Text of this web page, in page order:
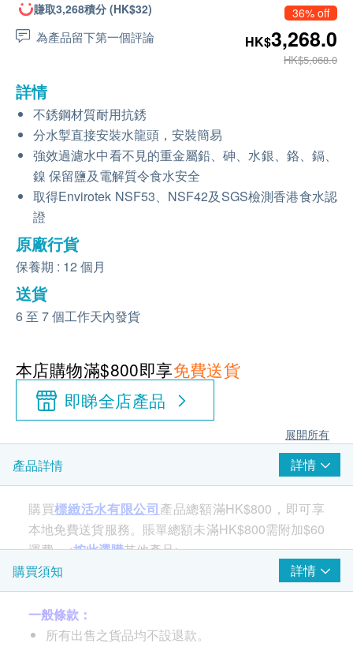
賺取3,268積分 (HK$32)
為產品留下第一個評論
36% off
HK$3,268.0
HK$5,068.0
詳情
不銹鋼材質耐用抗銹
分水掣直接安裝水龍頭，安裝簡易
強效過濾水中看不見的重金屬鉛、砷、水銀、鉻、鎘、
鎳 保留鹽及電解質令食水安全
取得Envirotek NSF53、NSF42及SGS檢測香港食水認
證
原廠行貨
保養期 : 12 個月
送貨
6 至 7 個工作天內發貨
本店購物滿$800即享免費送貨
即睇全店產品
展開所有
產品詳情 詳情
購買標緻活水有限公司產品總額滿HK$800，即可享
本地免費送貨服務。賬單總額未滿HK$800需附加$60
運費。<按此選購其他產品>
B&H CTO Plus枱上式不銹鋼陶瓷濾
水器
購買須知 詳情
一般條款：
所有出售之貨品均不設退款。